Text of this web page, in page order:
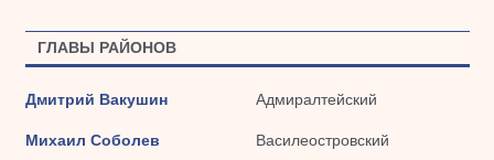
ГЛАВЫ РАЙОНОВ
Дмитрий Вакушин Адмиралтейский
Михаил Соболев Василеостровский